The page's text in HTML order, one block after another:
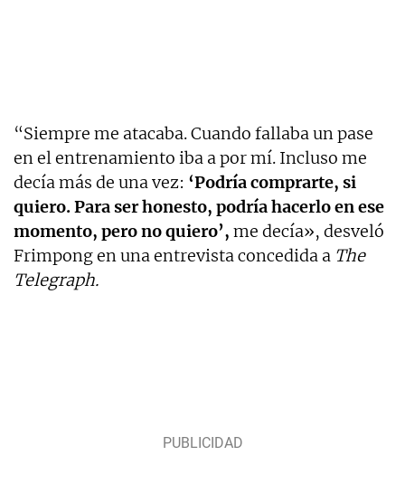
“Siempre me atacaba. Cuando fallaba un pase
en el entrenamiento iba a por mí. Incluso me
decía más de una vez: ‘Podría comprarte, si
quiero. Para ser honesto, podría hacerlo en ese
momento, pero no quiero’, me decía», desveló
Frimpong en una entrevista concedida a The
Telegraph.